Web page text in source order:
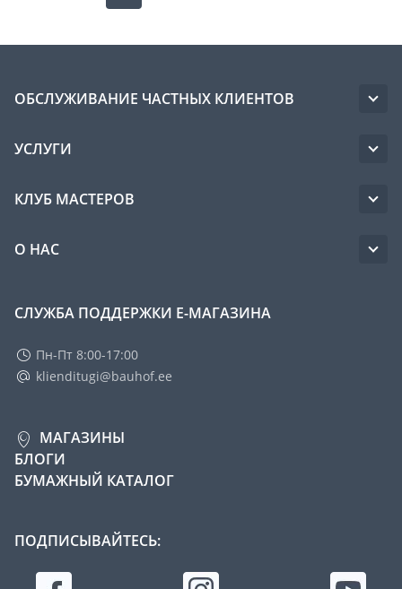
ОБСЛУЖИВАНИЕ ЧАСТНЫХ КЛИЕНТОВ
УСЛУГИ
КЛУБ МАСТЕРОВ
О НАС
СЛУЖБА ПОДДЕРЖКИ Е-МАГАЗИНА
Пн-Пт 8:00-17:00
klienditugi@bauhof.ee
МАГАЗИНЫ
БЛОГИ
БУМАЖНЫЙ КАТАЛОГ
ПОДПИСЫВАЙТЕСЬ: